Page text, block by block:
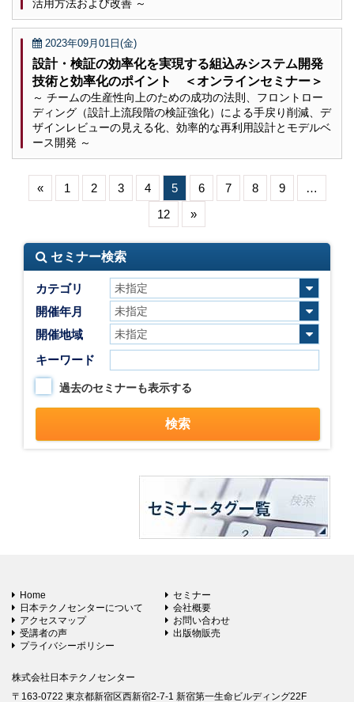
活用方法および改善 ～
2023年09月01日(金)
設計・検証の効率化を実現する組込みシステム開発
技術と効率化のポイント ＜オンラインセミナー＞
～ チームの生産性向上のための成功の法則、フロントロー
ディング（設計上流段階の検証強化）による手戻り削減、デ
ザインレビューの見える化、効率的な再利用設計とモデルベ
ース開発 ～
« 1 2 3 4 5 6 7 8 9
…
12
»
セミナー検索
カテゴリ
開催年月
開催地域
キーワード
過去のセミナーも表示する
Home
セミナー
日本テクノセンターについて
会社概要
アクセスマップ
お問い合わせ
受講者の声
出版物販売
プライバシーポリシー
株式会社日本テクノセンター
〒163-0722 東京都新宿区西新宿2-7-1 新宿第一生命ビルディング22F